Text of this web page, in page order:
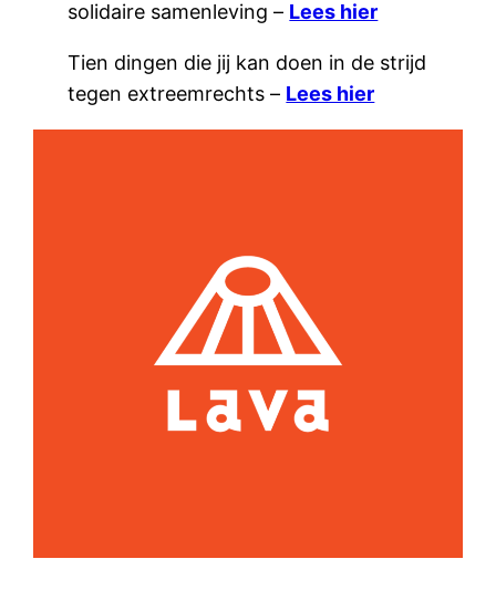
solidaire samenleving – Lees hier
Tien dingen die jij kan doen in de strijd
tegen extreemrechts – Lees hier